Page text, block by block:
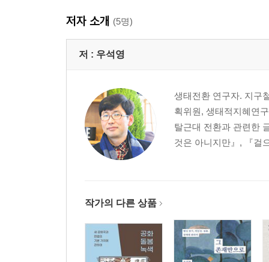
2장. 왜 지금 지구의 기후가 변화하는 걸까?
지구 시스템과 온실효과
온실가스
온실가스 배출원
에어로졸
3장. 지구에 출현한 인간과 그 발자국
호모 사피엔스의 등장과 문명
매우 예외적인 안락한 시기─골디락스
홀로세와 인류세
거대한 가속
저자 소개 (5명)
저 : 우석영
생태전환 연구자. 지구
획위원, 생태적지혜연
탈근대 전환과 관련한
것은 아니지만』, 『걸
작가의 다른 상품